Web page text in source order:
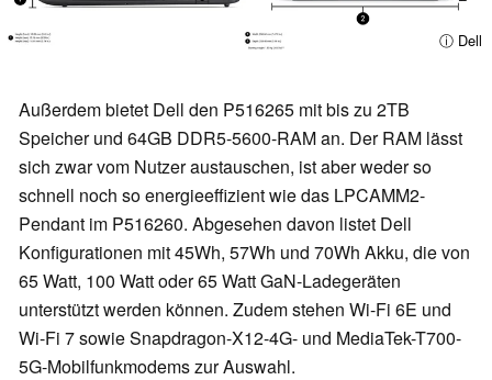
ⓘ Dell
Außerdem bietet Dell den P516265 mit bis zu 2TB
Speicher und 64GB DDR5-5600-RAM an. Der RAM lässt
sich zwar vom Nutzer austauschen, ist aber weder so
schnell noch so energieeffizient wie das LPCAMM2-
Pendant im P516260. Abgesehen davon listet Dell
Konfigurationen mit 45Wh, 57Wh und 70Wh Akku, die von
65 Watt, 100 Watt oder 65 Watt GaN-Ladegeräten
unterstützt werden können. Zudem stehen Wi-Fi 6E und
Wi-Fi 7 sowie Snapdragon-X12-4G- und MediaTek-T700-
5G-Mobilfunkmodems zur Auswahl.